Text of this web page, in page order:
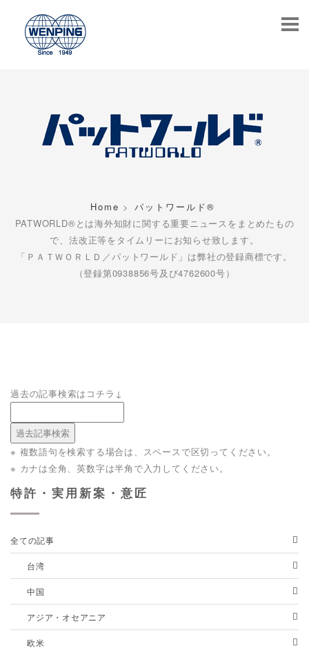
Home
パットワールド®
PATWORLD®とは海外知財に関する重要ニュースをまとめたもの
で、法改正等をタイムリーにお知らせ致します。
「ＰＡＴＷＯＲＬＤ／パットワールド」は弊社の登録商標です。
（登録第0938856号及び4762600号）
過去の記事検索はコチラ↓
※ 複数語句を検索する場合は、スペースで区切ってください。
※ カナは全角、英数字は半角で入力してください。
特許・実用新案・意匠
全ての記事
台湾
中国
アジア・オセアニア
欧米